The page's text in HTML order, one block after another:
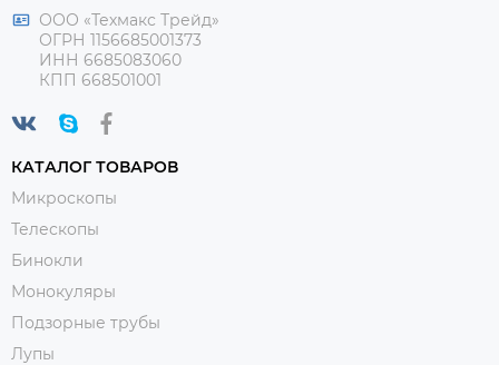
ООО «Техмакс Трейд»
ОГРН 1156685001373
ИНН 6685083060
КПП 668501001
КАТАЛОГ ТОВАРОВ
Микроскопы
Телескопы
Бинокли
Монокуляры
Подзорные трубы
Лупы